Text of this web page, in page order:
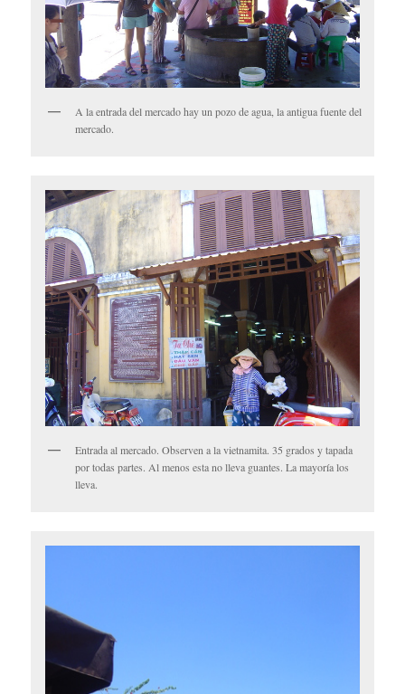
A la entrada del mercado hay un pozo de agua, la antigua fuente del
mercado.
Entrada al mercado. Observen a la vietnamita. 35 grados y tapada
por todas partes. Al menos esta no lleva guantes. La mayoría los
lleva.